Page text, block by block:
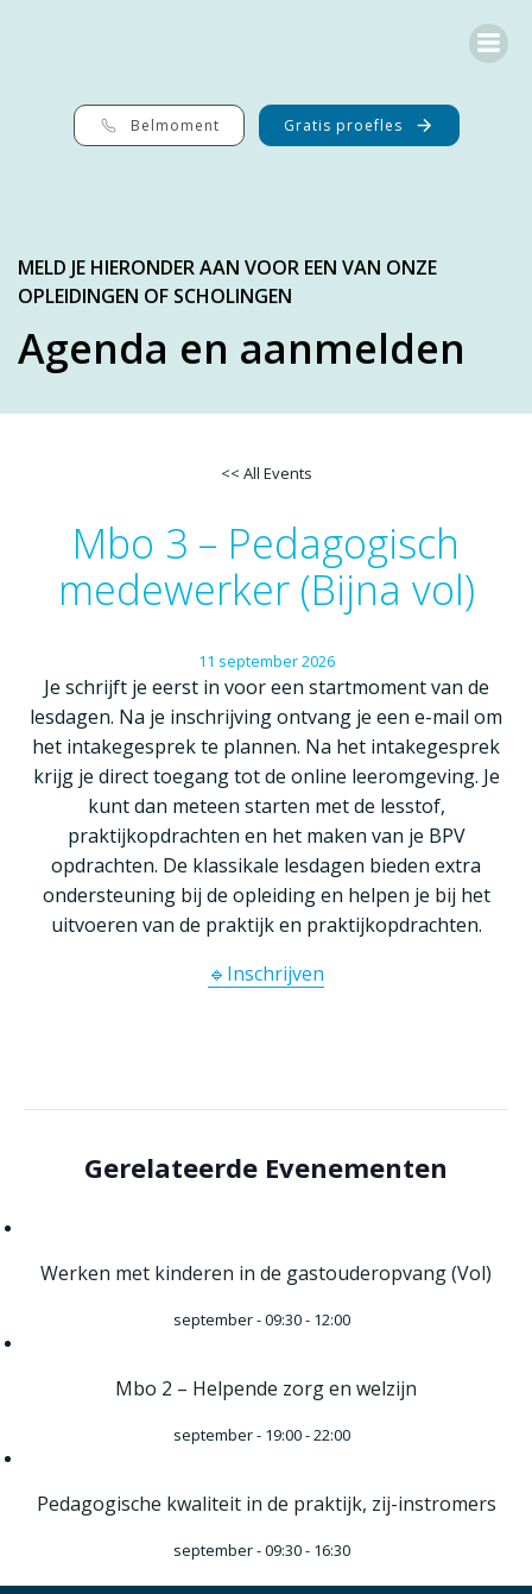
Belmoment Gratis proefles
MELD JE HIERONDER AAN VOOR EEN VAN ONZE
OPLEIDINGEN OF SCHOLINGEN
Agenda en aanmelden
<< All Events
Mbo 3 – Pedagogisch
medewerker (Bijna vol)
11 september2026
Je schrijft je eerst in voor een startmoment van de
lesdagen. Na je inschrijving ontvang je een e-mail om
het intakegesprek te plannen. Na het intakegesprek
krijg je direct toegang tot de online leeromgeving. Je
kunt dan meteen starten met de lesstof,
praktijkopdrachten en het maken van je BPV
opdrachten. De klassikale lesdagen bieden extra
ondersteuning bij de opleiding en helpen je bij het
uitvoeren van de praktijk en praktijkopdrachten.
🔹Inschrijven
Gerelateerde Evenementen
Werken met kinderen in de gastouderopvang (Vol)
september - 09:30- 12:00
Mbo 2 – Helpende zorg en welzijn
september - 19:00-22:00
Pedagogische kwaliteit in de praktijk, zij-instromers
september - 09:30- 16:30